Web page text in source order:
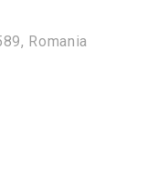
Romania